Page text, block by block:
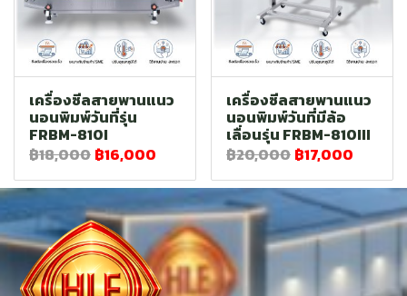
เครื่องซีลสายพานแนว
นอนพิมพ์วันที่รุ่น
FRBM-810I
฿18,000 ฿16,000
เครื่องซีลสายพานแนว
นอนพิมพ์วันที่มีล้อ
เลื่อนรุ่น FRBM-810III
฿20,000 ฿17,000